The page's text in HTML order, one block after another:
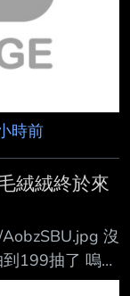
時前
絨絨終於來
沒
199抽了 嗚嗚